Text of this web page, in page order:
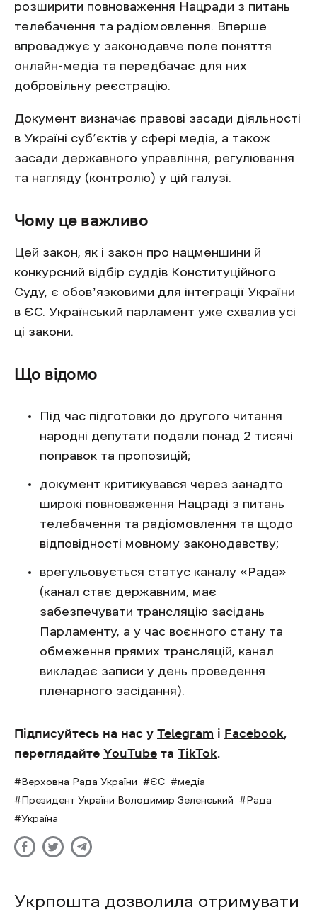
розширити повноваження Нацради з питань
телебачення та радіомовлення. Вперше
впроваджує у законодавче поле поняття
онлайн-медіа та передбачає для них
добровільну реєстрацію.
Документ визначає правові засади діяльності
в Україні суб’єктів у сфері медіа, а також
засади державного управління, регулювання
та нагляду (контролю) у цій галузі.
Чому це важливо
Цей закон, як і закон про нацменшини й
конкурсний відбір суддів Конституційного
Суду, є обовʼязковими для інтеграції України
в ЄС. Український парламент уже схвалив усі
ці закони.
Що відомо
Під час підготовки до другого читання
народні депутати подали понад 2 тисячі
поправок та пропозицій;
документ критикувався через занадто
широкі повноваження Нацраді з питань
телебачення та радіомовлення та щодо
відповідності мовному законодавству;
врегульовується статус каналу «Рада»
(канал стає державним, має
забезпечувати трансляцію засідань
Парламенту, а у час воєнного стану та
обмеження прямих трансляцій, канал
викладає записи у день проведення
пленарного засідання).
Підписуйтесь на нас у Telegram і Facebook,
переглядайте YouTube та TikTok.
Верховна Рада України ЄС
медіа
Президент України Володимир Зеленський
Рада
Україна
Укрпошта дозволила отримувати